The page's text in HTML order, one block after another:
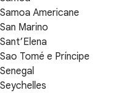
Samoa Americane
San Marino
Sant’Elena
Sao Tomé e Príncipe
Senegal
Seychelles